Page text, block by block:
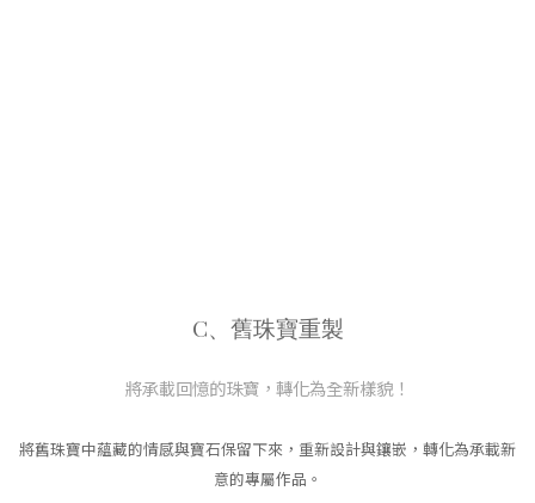
C、舊珠寶重製
將承載回憶的珠寶，轉化為全新樣貌！
將舊珠寶中蘊藏的情感與寶石保留下來，重新設計與鑲嵌，轉化為承載新
意的專屬作品。